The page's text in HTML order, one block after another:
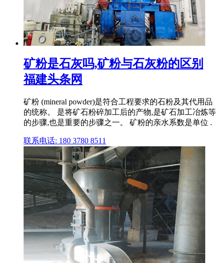
矿粉是石灰吗,矿粉与石灰粉的区别
福建头条网
矿粉 (mineral powder)是符合工程要求的石粉及其代用品
的统称。 是将矿石粉碎加工后的产物,是矿石加工冶炼等
的步骤,也是重要的步骤之一。 矿粉的亲水系数是单位 .
联系电话: 180 3780 8511